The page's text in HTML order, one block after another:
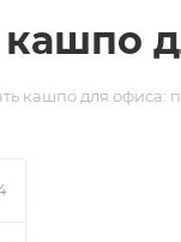
кашпо для офиса: